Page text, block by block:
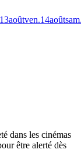
13aoûtven.14août
dans les cinémas
être alerté dès